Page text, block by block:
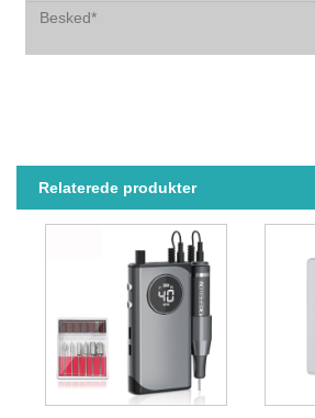
Relaterede produkter